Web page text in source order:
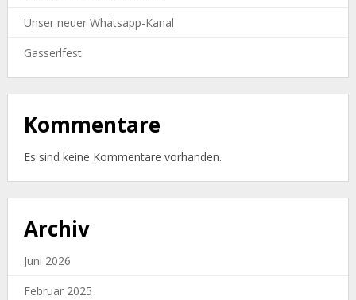
Unser neuer Whatsapp-Kanal
Gasserlfest
Kommentare
Es sind keine Kommentare vorhanden.
Archiv
Juni 2026
Februar 2025